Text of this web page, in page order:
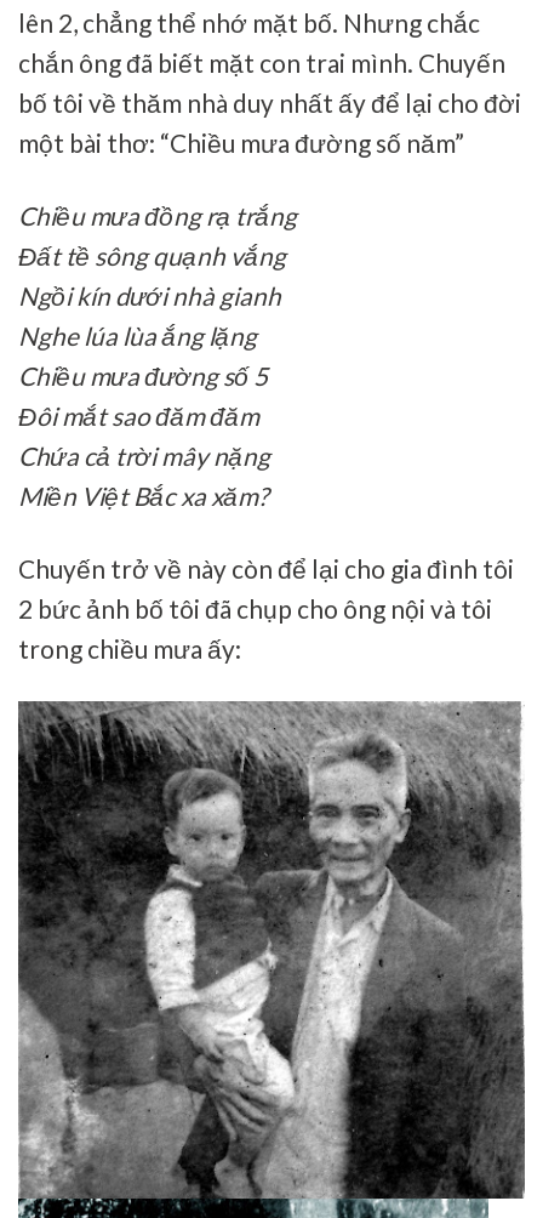
lên 2, chẳng thể nhớ mặt bố. Nhưng chắc
chắn ông đã biết mặt con trai mình. Chuyến
bố tôi về thăm nhà duy nhất ấy để lại cho đời
một bài thơ: “Chiều mưa đường số năm”
Chiều mưa đồng rạ trắng
Đất tề sông quạnh vắng
Ngồi kín dưới nhà gianh
Nghe lúa lùa ắng lặng
Chiều mưa đường số 5
Đôi mắt sao đăm đăm
Chứa cả trời mây nặng
Miền Việt Bắc xa xăm?
Chuyến trở về này còn để lại cho gia đình tôi
2 bức ảnh bố tôi đã chụp cho ông nội và tôi
trong chiều mưa ấy: